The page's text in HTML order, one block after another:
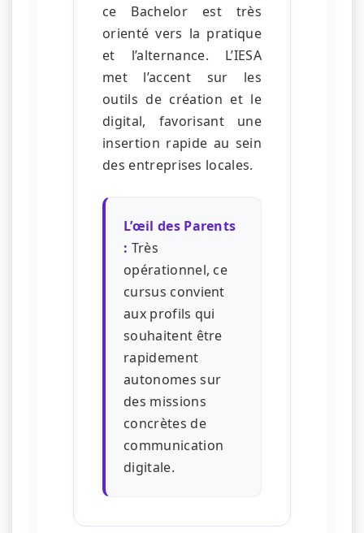
ce Bachelor est très
orienté vers la pratique
et l’alternance. L’IESA
met l’accent sur les
outils de création et le
digital, favorisant une
insertion rapide au sein
des entreprises locales.
L’œil des Parents
: Très
opérationnel, ce
cursus convient
aux profils qui
souhaitent être
rapidement
autonomes sur
des missions
concrètes de
communication
digitale.